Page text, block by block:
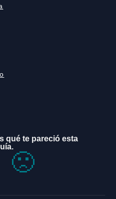
qué te pareció esta
🙁